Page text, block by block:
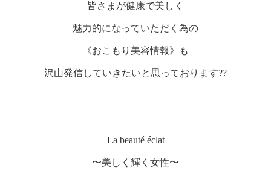
皆さまが健康で美しく
魅力的になっていただく為の
《おこもり美容情報》も
沢山発信していきたいと思っております??
La beauté éclat
〜美しく輝く女性〜